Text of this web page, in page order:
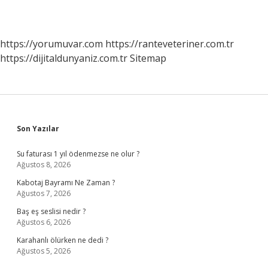
Deyim
Kullanılır
https://yorumuvar.com https://ranteveteriner.com.tr
https://dijitaldunyaniz.com.trSitemap
Sidebar
Son Yazılar
Su faturası 1 yıl ödenmezse ne olur ?
Ağustos 8, 2026
Kabotaj Bayramı Ne Zaman ?
Ağustos 7, 2026
Baş eş seslisi nedir ?
Ağustos 6, 2026
Karahanlı ölürken ne dedi ?
Ağustos 5, 2026